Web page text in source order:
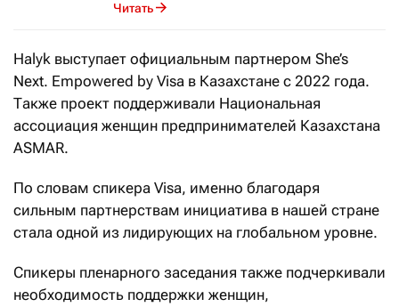
Читать
Halyk выступает официальным партнером She’s
Next. Empowered by Visa в Казахстане с 2022 года.
Также проект поддерживали Национальная
ассоциация женщин предпринимателей Казахстана
ASMAR.
По словам спикера Visa, именно благодаря
сильным партнерствам инициатива в нашей стране
стала одной из лидирующих на глобальном уровне.
Спикеры пленарного заседания также подчеркивали
необходимость поддержки женщин,